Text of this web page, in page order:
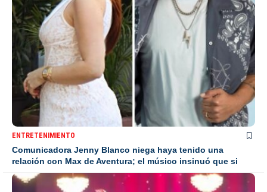
ENTRETENIMIENTO
Comunicadora Jenny Blanco niega haya tenido una
relación con Max de Aventura; el músico insinuó que si